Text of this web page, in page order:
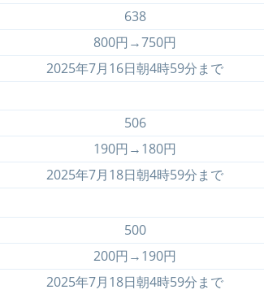
638
800円→750円
2025年7月16日朝4時59分まで
506
190円→180円
2025年7月18日朝4時59分まで
500
200円→190円
2025年7月18日朝4時59分まで